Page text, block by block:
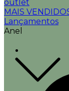
outlet
MAIS
Lançamentos
Anel